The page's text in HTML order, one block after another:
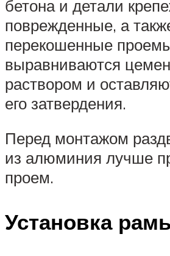
бетона и детали
поврежденные, а
перекошенные
выравниваются
раствором и
его затвердения.
Перед монтажом
из алюминия лучше
проем.
Установка